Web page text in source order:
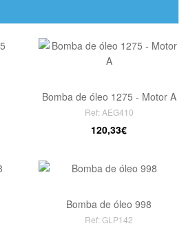
Bomba de óleo 1275 - Motor A
Ref: AEG410
120,33€
Bomba de óleo 998
Ref: GLP142